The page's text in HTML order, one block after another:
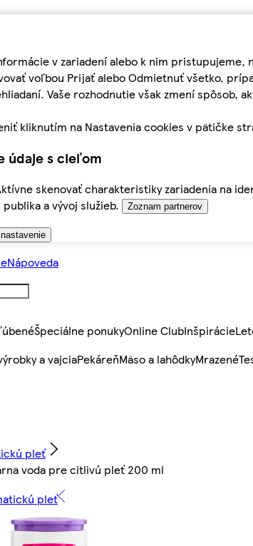
v zariadení alebo k nim
voľbou Prijať alebo Odmietnuť všetko,
Vaše rozhodnutie však zmení spôsob,
kliknutím na Nastavenia cookies v pätičke
údaje s cieľom
skenovať charakteristiky zariadenia na
a vývoj služieb.
Zoznam partnerov
Nápoveda
Špeciálne ponukyOnline ClubInšpirácie
a vajciaPekáreňMäso a lahôdkyMrazené
pleť
voda pre citlivú pleť 200 ml
pleť